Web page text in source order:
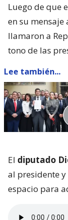
Luego de que
en su mensaje
llamaron a
tono de las
Lee también...
El diputado
al presidente
espacio para